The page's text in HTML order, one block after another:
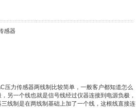
感器
压力传感器两线制比较简单，一般客户都知道怎么
另一个线也就是信号线经过仪器连接到电源负极，
线制是在两线制基础上加了一个线，这根线直接连